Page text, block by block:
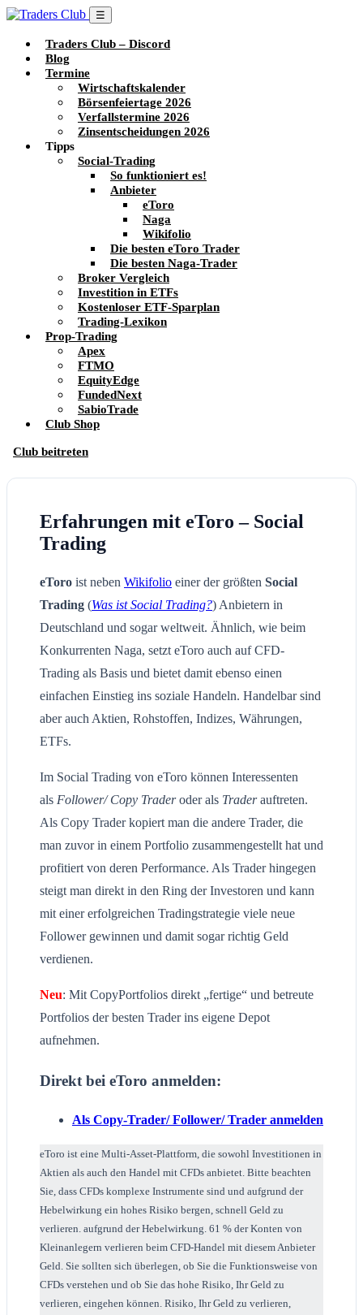
☰
Traders Club – Discord
Blog
Termine
Wirtschaftskalender
Börsenfeiertage 2026
Verfallstermine 2026
Zinsentscheidungen 2026
Tipps
Social-Trading
So funktioniert es!
Anbieter
eToro
Naga
Wikifolio
Die besten eToro Trader
Die besten Naga-Trader
Broker Vergleich
Investition in ETFs
Kostenloser ETF-Sparplan
Trading-Lexikon
Prop-Trading
Apex
FTMO
EquityEdge
FundedNext
SabioTrade
Club Shop
Club beitreten
Erfahrungen mit eToro – Social
Trading
eToro ist neben Wikifolio einer der größten Social
Trading (Was ist Social Trading?) Anbietern in
Deutschland und sogar weltweit. Ähnlich, wie beim
Konkurrenten Naga, setzt eToro auch auf CFD-
Trading als Basis und bietet damit ebenso einen
einfachen Einstieg ins soziale Handeln. Handelbar sind
aber auch Aktien, Rohstoffen, Indizes, Währungen,
ETFs.
Im Social Trading von eToro können Interessenten
als Follower/ Copy Traderoder als Traderauftreten.
Als Copy Trader kopiert man die andere Trader, die
man zuvor in einem Portfolio zusammengestellt hat und
profitiert von deren Performance. Als Trader hingegen
steigt man direkt in den Ring der Investoren und kann
mit einer erfolgreichen Tradingstrategie viele neue
Follower gewinnen und damit sogar richtig Geld
verdienen.
Neu: Mit CopyPortfolios direkt „fertige“ und betreute
Portfolios der besten Trader ins eigene Depot
aufnehmen.
Direkt bei eToro anmelden:
Als Copy-Trader/ Follower/ Trader anmelden
eToro ist eine Multi-Asset-Plattform, die sowohl Investitionen in
Aktien als auch den Handel mit CFDs anbietet. Bitte beachten
Sie, dass CFDs komplexe Instrumente sind und aufgrund der
Hebelwirkung ein hohes Risiko bergen, schnell Geld zu
verlieren. aufgrund der Hebelwirkung. 61 % der Konten von
Kleinanlegern verlieren beim CFD-Handel mit diesem Anbieter
Geld. Sie sollten sich überlegen, ob Sie die Funktionsweise von
CFDs verstehen und ob Sie das hohe Risiko, Ihr Geld zu
verlieren, eingehen können. Risiko, Ihr Geld zu verlieren,